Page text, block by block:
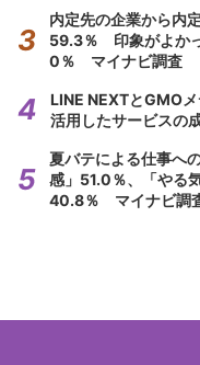
内定先の企業から内
59.3％ 印象がよか
0％ マイナビ調査
LINE NEXTとGMO
活用したサービスの
夏バテによる仕事へ
感」51.0％、「やる
40.8％ マイナビ調